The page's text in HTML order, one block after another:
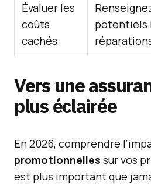
Évaluer les
coûts
cachés
potentiels
Vers une
plus éclairée
En 2026, comprendre
promotionnelles sur vos
est plus important que